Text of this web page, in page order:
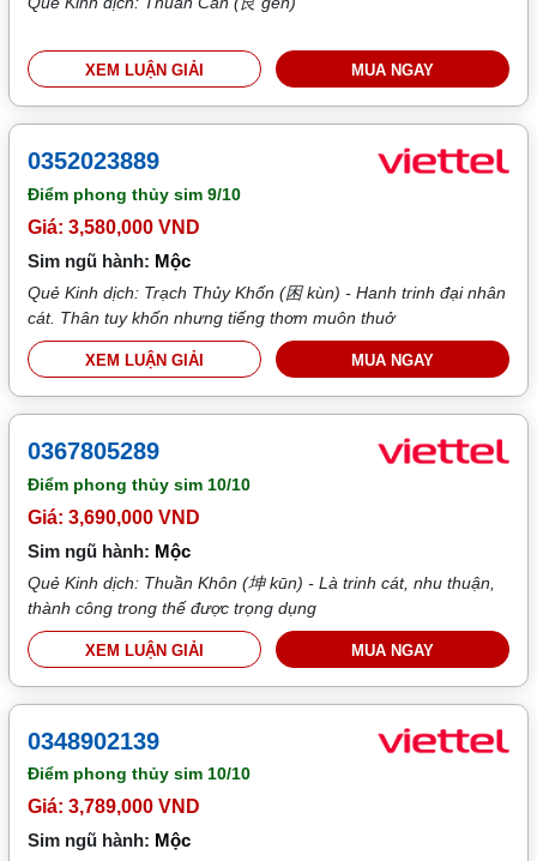
XEM LUẬN GIẢI MUA NGAY
0352023889
Điểm phong thủy sim9/10
Giá: 3,580,000 VND
Sim ngũ hành: Mộc
Quẻ Kinh dịch: Trạch Thủy Khốn (困 kùn) - Hanh trinh đại nhân
cát. Thân tuy khốn nhưng tiếng thơm muôn thuở
XEM LUẬN GIẢI MUA NGAY
0367805289
Điểm phong thủy sim 10/10
Giá: 3,690,000 VND
Sim ngũ hành: Mộc
Quẻ Kinh dịch: Thuần Khôn (坤 kūn) - Là trinh cát, nhu thuận,
thành công trong thế được trọng dụng
XEM LUẬN GIẢI MUA NGAY
0348902139
Điểm phong thủy sim 10/10
Giá: 3,789,000 VND
Sim ngũ hành: Mộc